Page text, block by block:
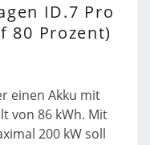
ID.7 Pro
80 Prozent)
einen Akku mit
von 86 kWh. Mit
200 kW soll